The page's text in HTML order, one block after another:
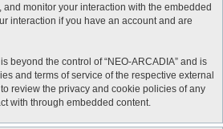
monitor your interaction with the embedded
interaction if you have an account and are
beyond the control of “NEO-ARCADIA” and is
and terms of service of the respective external
review the privacy and cookie policies of any
with through embedded content.